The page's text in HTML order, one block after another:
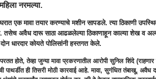
नरमल्या.
एक मावा तयार करण्याचे मशीन सापडले. त्या ठिकाणी
तसेच अवैध दारू साठा आढळलेल्या ठिकाणाहून काल्या शेख व
धारदार कोयते पोलिसांनी हस्तगत केले.
होते, तेव्हा जुन्या मावा प्रकरणातील आरोपी सुनिल शिंदे
पाथर्डीत ही तिसरी मोठी कारवाई आहे. मावा, सुगंधित तंबाखू,